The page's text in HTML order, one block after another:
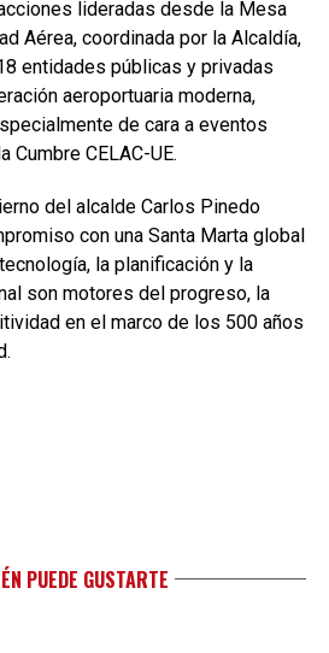
lideradas desde la Mesa
Aérea, coordinada por la Alcaldía,
entidades públicas y privadas
aeroportuaria moderna,
de cara a eventos
Cumbre CELAC-UE.
del alcalde Carlos Pinedo
con una Santa Marta global
la planificación y la
son motores del progreso, la
en el marco de los 500 años
PUEDE GUSTARTE